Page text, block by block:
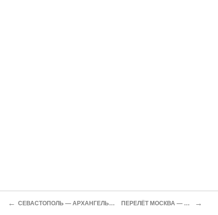
← СЕВАСТОПОЛЬ — АРХАНГЕЛЬСК НА ГИДРОСАМОЛЁТЕ ПЕРЕЛЁТ МОСКВА — ДАЛЬНИЙ ВОСТОК →